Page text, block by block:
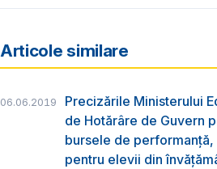
Articole similare
06.06.2019
Precizările Ministerului
de Hotărâre de Guvern
bursele de
pentru elevii din